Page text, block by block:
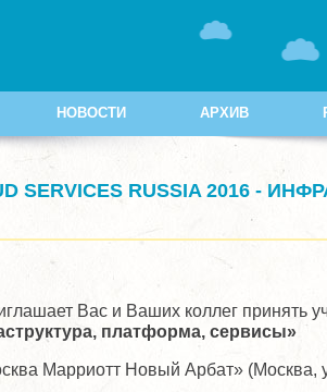
НОВОСТИ АРХИВ
RUSSIA 2016 -
Вас и Ваших коллег принять
платформа, сервисы»
Марриотт Новый Арбат» (Москва,